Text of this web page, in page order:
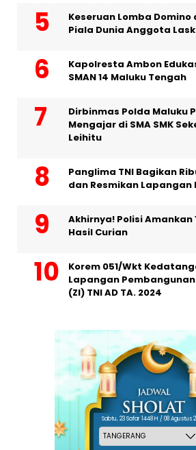
Keseruan Lomba Domino
Piala Dunia Anggota
Kapolresta Ambon
SMAN 14 Maluku Tengah
Dirbinmas Polda Maluku
Mengajar di SMA SMK
Leihitu
Panglima TNI Bagikan
dan Resmikan Lapangan
Akhirnya! Polisi Amankan
Hasil Curian
Korem 051/Wkt
Lapangan
(ZI) TNI AD TA. 2024
Sabtu, 23 Safar 1448 H / 08 Agustus